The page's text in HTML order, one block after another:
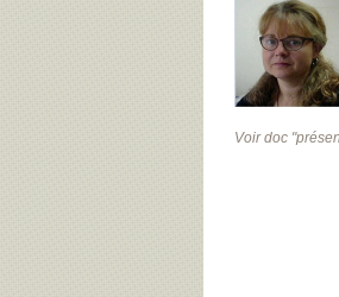
Voir doc